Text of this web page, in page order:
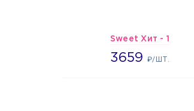
Sweet Хит - 1
3659 ₽/ШТ.
3659